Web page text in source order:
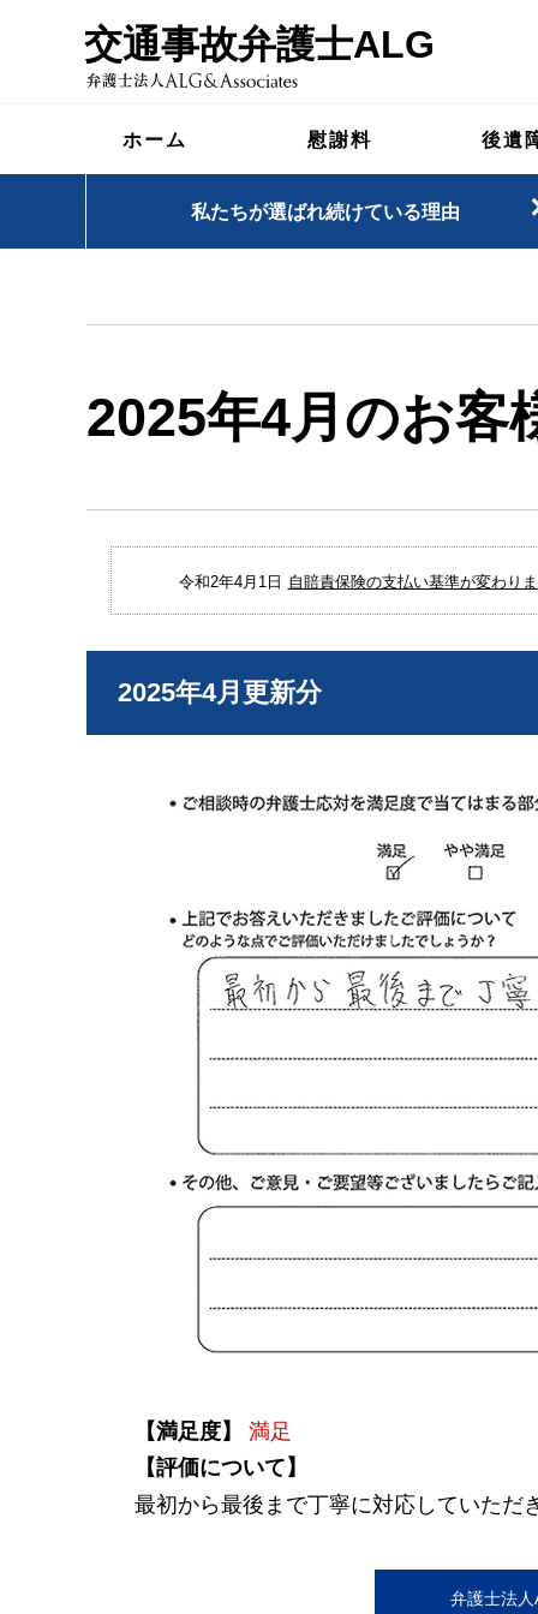
交通事故弁護士ALG
ホーム 慰謝料 後遺
私たちが選ばれ続けている理由
2025年4月のお客
令和2年4月1日 自賠責保険の支払い基準が変わり
2025年4月更新分
【満足度】
満足
【評価について】
最初から最後まで丁寧に対応していただ
弁護士法